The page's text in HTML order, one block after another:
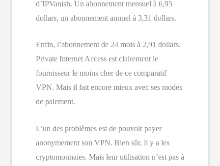
d’IPVanish. Un abonnement mensuel à 6,95
dollars, un abonnement annuel à 3,31 dollars.
Enfin, l’abonnement de 24 mois à 2,91 dollars.
Private Internet Access est clairement le
fournisseur le moins cher de ce comparatif
VPN. Mais il fait encore mieux avec ses modes
de paiement.
L’un des problèmes est de pouvoir payer
anonymement son VPN. Bien sûr, il y a les
cryptomonnaies. Mais leur utilisation n’est pas à